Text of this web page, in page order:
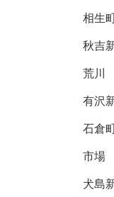
相生
秋吉
荒川
有沢
石倉
市場
犬島